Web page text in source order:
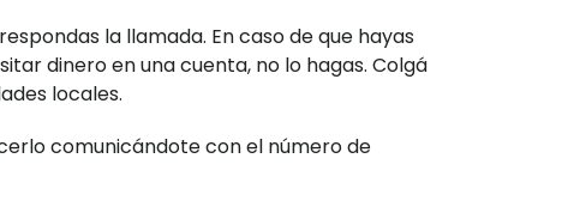
la llamada. En caso de que hayas
dinero en una cuenta, no lo hagas. Colgá
locales.
comunicándote con el número de